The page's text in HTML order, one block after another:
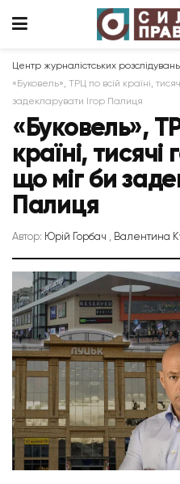
Центр журналістських
«Буковель», ТРЦ по всій країні,
задекларувати Ігор Палиця
«Буковель»,
країні, тисячі
що міг би
Палиця
Автор: Юрій Горбач Валентина